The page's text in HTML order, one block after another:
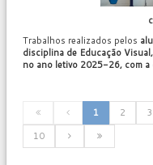
Trabalhos realizados pelos
disciplina de Educação
no ano letivo 2025-26, com
1 2 3
10